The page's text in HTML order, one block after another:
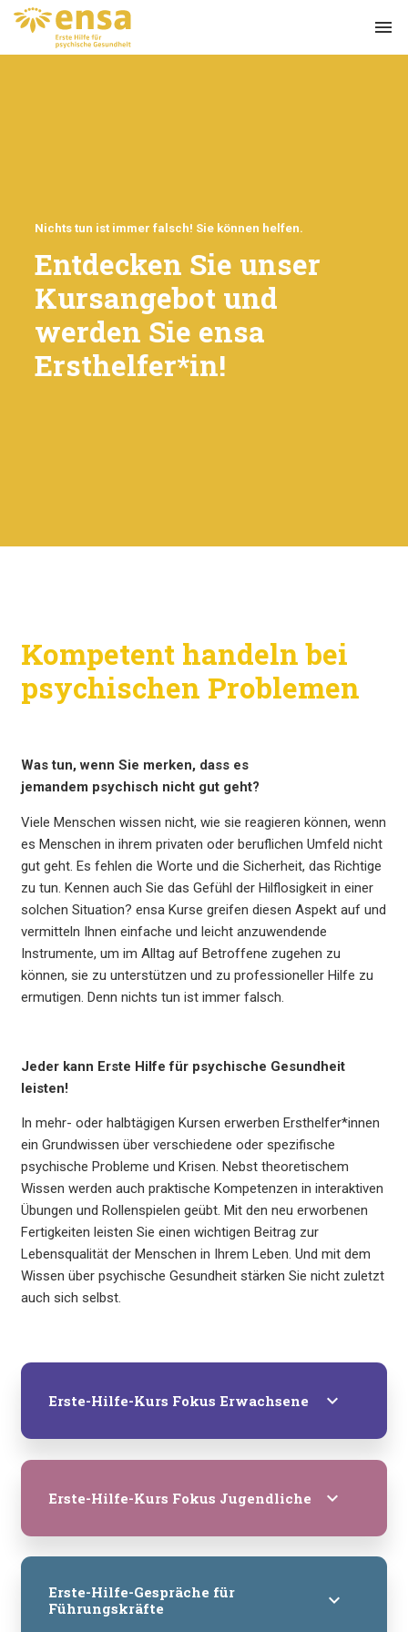
menu
Nichts tun ist immer falsch! Sie können helfen.
Entdecken Sie unser
Kursangebot und
werden Sie ensa
Ersthelfer*in!
Kompetent handeln bei
psychischen Problemen
Was tun, wenn Sie merken, dass es
jemandem psychisch nicht gut geht?
Viele Menschen wissen nicht, wie sie reagieren können, wenn
es Menschen in ihrem privaten oder beruflichen Umfeld nicht
gut geht. Es fehlen die Worte und die Sicherheit, das Richtige
zu tun. Kennen auch Sie das Gefühl der Hilflosigkeit in einer
solchen Situation? ensa Kurse greifen diesen Aspekt auf und
vermitteln Ihnen einfache und leicht anzuwendende
Instrumente, um im Alltag auf Betroffene zugehen zu
können, sie zu unterstützen und zu professioneller Hilfe zu
ermutigen. Denn nichts tun ist immer falsch.
Jeder kann Erste Hilfe für psychische Gesundheit
leisten!
In mehr- oder halbtägigen Kursen erwerben Ersthelfer*innen
ein Grundwissen über verschiedene oder spezifische
psychische Probleme und Krisen. Nebst theoretischem
Wissen werden auch praktische Kompetenzen in interaktiven
Übungen und Rollenspielen geübt. Mit den neu erworbenen
Fertigkeiten leisten Sie einen wichtigen Beitrag zur
Lebensqualität der Menschen in Ihrem Leben. Und mit dem
Wissen über psychische Gesundheit stärken Sie nicht zuletzt
auch sich selbst.
Erste-Hilfe-Kurs Fokus Erwachsene keyboard_arrow_down
Erste-Hilfe-Kurs Fokus Jugendliche keyboard_arrow_down
Erste-Hilfe-Gespräche für
Führungskräfte
keyboard_arrow_down